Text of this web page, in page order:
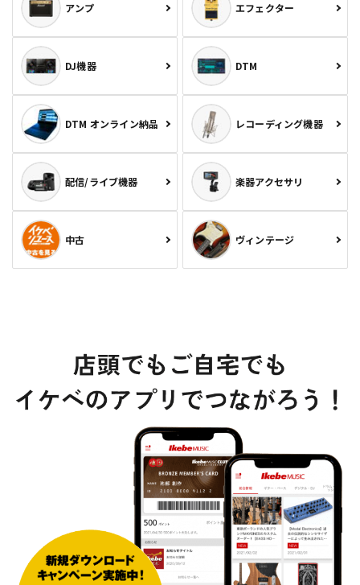
アンプ エフェクター
DJ機器 DTM
DTM オンライン納品 レコーディング機器
配信/ライブ機器 楽器アクセサリ
中古 ヴィンテージ